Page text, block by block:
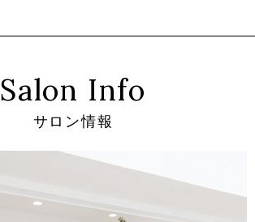
Salon Info
サロン情報